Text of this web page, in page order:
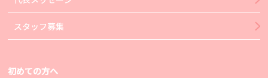
スタッフ募集
初めての方へ